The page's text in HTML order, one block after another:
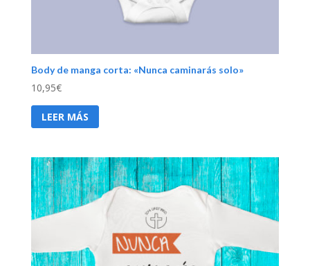
Body de manga corta: «Nunca caminarás solo»
10,95€
LEER MÁS